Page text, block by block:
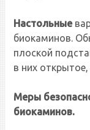
Настольные
биокаминов.
плоской
в них
Меры
биокаминов.